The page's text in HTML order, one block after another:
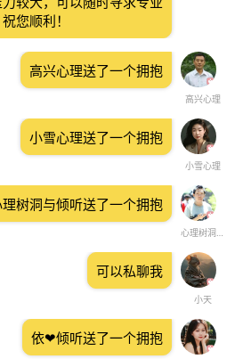
您顺利！
高兴心理
高兴心理送了一个拥抱
小雪心理
小雪心理送了一个拥抱
心理树洞与倾听
树洞与倾听送了一个拥抱
小天
可以私聊我
依❤倾听送了一个拥抱